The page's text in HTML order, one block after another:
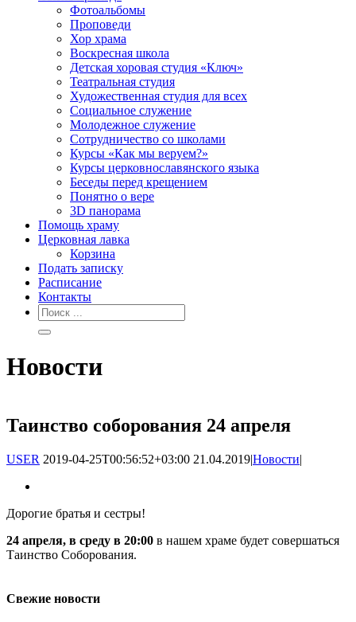
Фотоальбомы
Проповеди
Хор храма
Воскресная школа
Детская хоровая студия «Ключ»
Театральная студия
Х​удожественная студия для всех
Социальное служение
Молодежное служение
Сотрудничество со школами
Курсы «Как мы веруем?»
Курсы церковнославянского языка
Беседы перед крещением
Понятно о вере
3D панорама
Помощь храму
Церковная лавка
Корзина
Подать записку
Расписание
Контакты
Новости
Таинство соборования 24 апреля
USER 2019-04-25T00:56:52+03:00 21.04.2019|Новости|
Дорогие братья и сестры!
24 апреля, в среду в 20:00 в нашем храме будет совершаться
Таинство Соборования.
Свежие новости